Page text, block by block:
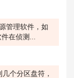
管理软件，如
在侦测...
个分区盘符，